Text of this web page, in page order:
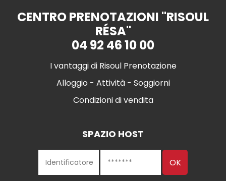
CENTRO PRENOTAZIONI "RISOUL
RÉSA"
04 92 46 10 00
I vantaggi di Risoul Prenotazione
Alloggio - Attività - Soggiorni
Condizioni di vendita
SPAZIO HOST